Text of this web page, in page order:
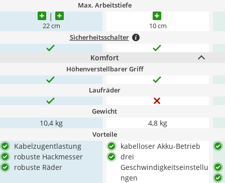
Max. Arbeitstiefe
22 cm 10 cm
Sicherheitsschalter
Komfort
Höhenverstellbarer Griff
Laufräder
Gewicht
10,4 kg 4,8 kg
Vorteile
Kabelzugentlastung
robuste Hackmesser
robuste Räder
kabelloser Akku-Betrieb
drei
Geschwindigkeitseinstellu
ngen